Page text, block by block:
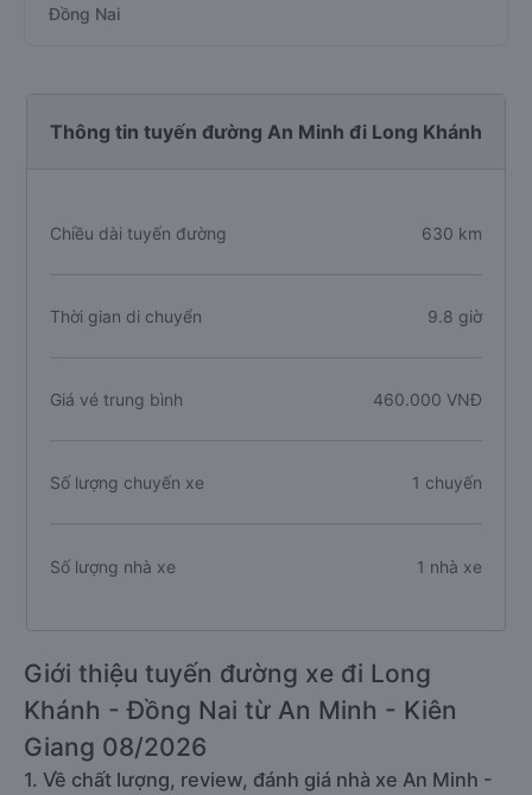
Đồng Nai
Thông tin tuyến đường An Minh đi Long Khánh
Chiều dài tuyến đường 630 km
Thời gian di chuyển 9.8 giờ
Giá vé trung bình 460.000 VNĐ
Số lượng chuyến xe 1 chuyến
Số lượng nhà xe 1 nhà xe
Giới thiệu tuyến đường xe đi Long
Khánh - Đồng Nai từ An Minh - Kiên
Giang 08/2026
1. Về chất lượng, review, đánh giá nhà xe An Minh -